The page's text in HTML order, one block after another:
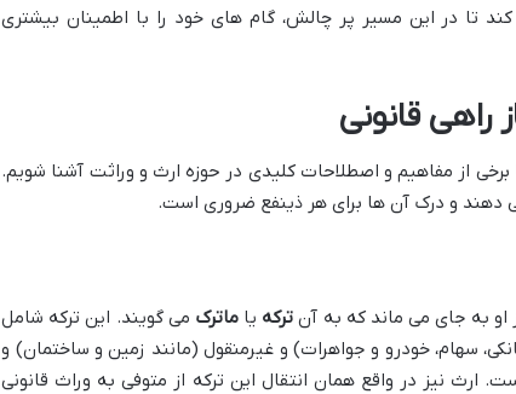
تا در این مسیر پر چالش، گام های خود را با اطمینان بیشتری
راهی قانونی
برخی از مفاهیم و اصطلاحات کلیدی در حوزه ارث و وراثت آشنا شویم.
دهند و درک آن ها برای هر ذینفع ضروری است.
او به جای می ماند که به آن ترکه یاماترک می گویند. این ترکه شامل
سهام، خودرو و جواهرات) و غیرمنقول (مانند زمین و ساختمان) و
نیز در واقع همان انتقال این ترکه از متوفی به وراث قانونی